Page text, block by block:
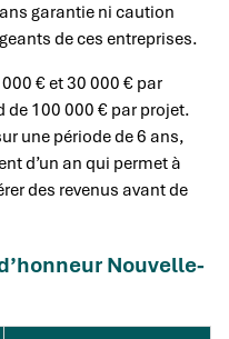
garantie ni caution
de ces entreprises.
€ et 30 000 € par
de 100 000 € par projet.
une période de 6 ans,
d’un an qui permet à
des revenus avant de
Nouvelle-